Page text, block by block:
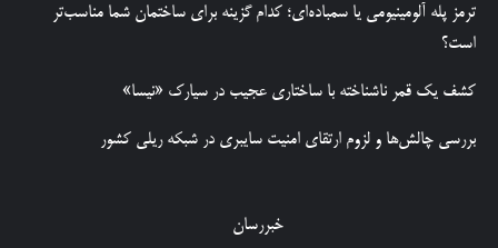
ترمز پله آلومینیومی یا سمباده‌ای؛ کدام گزینه برای ساختمان شما مناسب‌تر
است؟
کشف یک قمر ناشناخته با ساختاری عجیب در سیارک «نیسا»
بررسی چالش‌ها و لزوم ارتقای امنیت سایبری در شبکه ریلی کشور
خبررسان